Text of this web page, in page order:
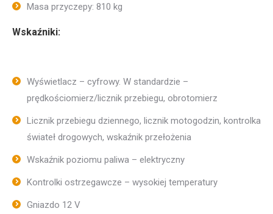
Masa przyczepy: 810 kg
Wskaźniki:
Wyświetlacz – cyfrowy. W standardzie –
prędkościomierz/licznik przebiegu, obrotomierz
Licznik przebiegu dziennego, licznik motogodzin, kontrolka
świateł drogowych, wskaźnik przełożenia
Wskaźnik poziomu paliwa – elektryczny
Kontrolki ostrzegawcze – wysokiej temperatury
Gniazdo 12 V